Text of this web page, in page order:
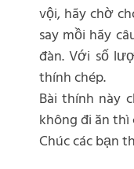
vội, hãy chờ
say mồi hãy
đàn. Với số
thính chép.
Bài thính này
không đi ăn thì
Chúc các bạn